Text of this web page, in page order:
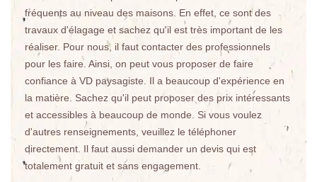
fréquents au niveau des maisons. En effet, ce sont des
travaux d'élagage et sachez qu'il est très important de les
réaliser. Pour nous, il faut contacter des professionnels
pour les faire. Ainsi, on peut vous proposer de faire
confiance à VD paysagiste. Il a beaucoup d'expérience en
la matière. Sachez qu'il peut proposer des prix intéressants
et accessibles à beaucoup de monde. Si vous voulez
d'autres renseignements, veuillez le téléphoner
directement. Il faut aussi demander un devis qui est
totalement gratuit et sans engagement.